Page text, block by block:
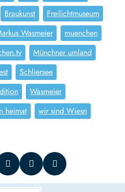
Braukunst
Freilichtmuseum
Wasmeier
muenchen
Münchner umland
Schliersee
Wasmeier
heimat
wir sind Wiesn